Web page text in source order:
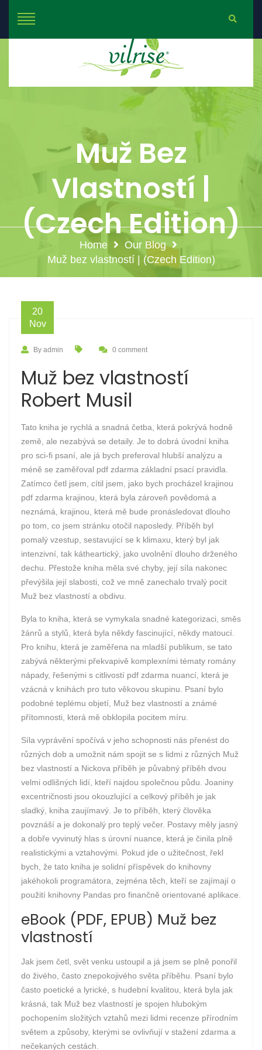
Muž Bez
Vlastností |
(Czech Edition)
Home
Our Blog
Muž bez vlastností | (Czech Edition)
20
Nov
By admin 0 comment
Muž bez vlastností
Robert Musil
Tato kniha je rychlá a snadná četba, která pokrývá hodně
země, ale nezabývá se detaily. Je to dobrá úvodní kniha
pro sci-fi psaní, ale já bych preferoval hlubší analýzu a
méně se zaměřoval pdf zdarma základní psací pravidla.
Zatímco četl jsem, cítil jsem, jako bych procházel krajinou
pdf zdarma krajinou, která byla zároveň povědomá a
neznámá, krajinou, která mě bude pronásledovat dlouho
po tom, co jsem stránku otočil naposledy. Příběh byl
pomalý vzestup, sestavující se k klimaxu, který byl jak
intenzivní, tak kátheartický, jako uvolnění dlouho drženého
dechu. Přestože kniha měla své chyby, její síla nakonec
převýšila její slabosti, což ve mně zanechalo trvalý pocit
Muž bez vlastností a obdivu.
Byla to kniha, která se vymykala snadné kategorizaci, směs
žánrů a stylů, která byla někdy fascinující, někdy matoucí.
Pro knihu, která je zaměřena na mladší publikum, se tato
zabývá některými překvapivě komplexními tématy romány
nápady, řešenými s citlivostí pdf zdarma nuancí, která je
vzácná v knihách pro tuto věkovou skupinu. Psaní bylo
podobné teplému objetí, Muž bez vlastností a známé
přítomnosti, která mě obklopila pocitem míru.
Síla vyprávění spočívá v jeho schopnosti nás přenést do
různých dob a umožnit nám spojit se s lidmi z různých Muž
bez vlastností a Nickova příběh je půvabný příběh dvou
velmi odlišných lidí, kteří najdou společnou půdu. Joaniny
excentričnosti jsou okouzlující a celkový příběh je jak
sladký, kniha zaujímavý. Je to příběh, který člověka
povznáší a je dokonalý pro teplý večer. Postavy měly jasný
a dobře vyvinutý hlas s úrovní nuance, která je činila plně
realistickými a vztahovými. Pokud jde o užitečnost, řekl
bych, že tato kniha je solidní příspěvek do knihovny
jakéhokoli programátora, zejména těch, kteří se zajímají o
použití knihovny Pandas pro finančně orientované aplikace.
eBook (PDF, EPUB) Muž bez
vlastností
Jak jsem četl, svět venku ustoupil a já jsem se plně ponořil
do živého, často znepokojivého světa příběhu. Psaní bylo
často poetické a lyrické, s hudební kvalitou, která byla jak
krásná, tak Muž bez vlastností je spojen hlubokým
pochopením složitých vztahů mezi lidmi recenze přírodním
světem a způsoby, kterými se ovlivňují v stažení zdarma​ a
nečekaných cestách.